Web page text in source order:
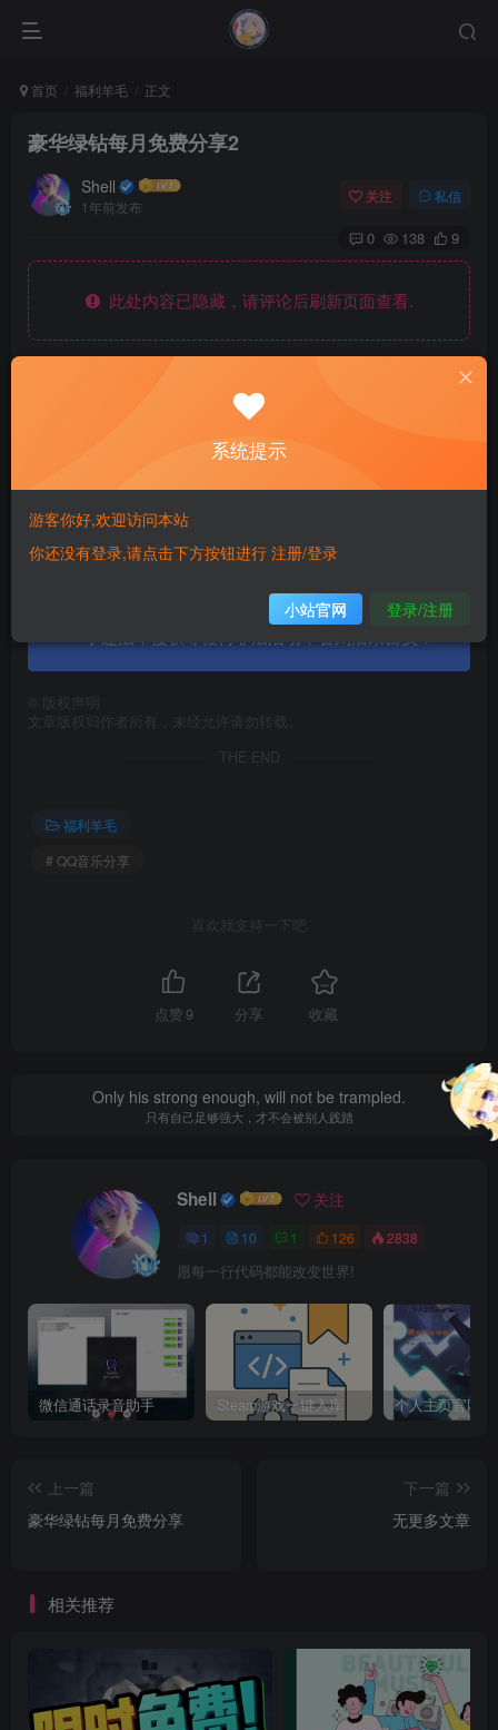
首页 福利羊毛 正文
豪华绿钻每月免费分享2
Shell
1年前发布
关注 私信
0 138 9
此处内容已隐藏，请评论后刷新页面查看.
本文最后更新于 2025-08-06
请在下方留言或联系
本站内容仅供学习交流使用请勿商业运营，严禁从
版权声明
文章版权归作者所有，未经允许请勿转载。
THE END
福利羊毛
# QQ音乐分享
喜欢就支持一下吧
点赞 9 分享 收藏
Only his strong enough, will not be trampled.
只有自己足够强大，才不会被别人践踏
Shell 关注
1 10 1 126 2838
愿每一行代码都能改变世界!
微信通话录音助手 Steam游戏一键入库
上一篇
豪华绿钻每月免费分享
下一篇
无更多文章
相关推荐
系统提示
游客你好,欢迎访问本站
你还没有登录,请点击下方按钮进行 注册/登录
小站官网 登录/注册